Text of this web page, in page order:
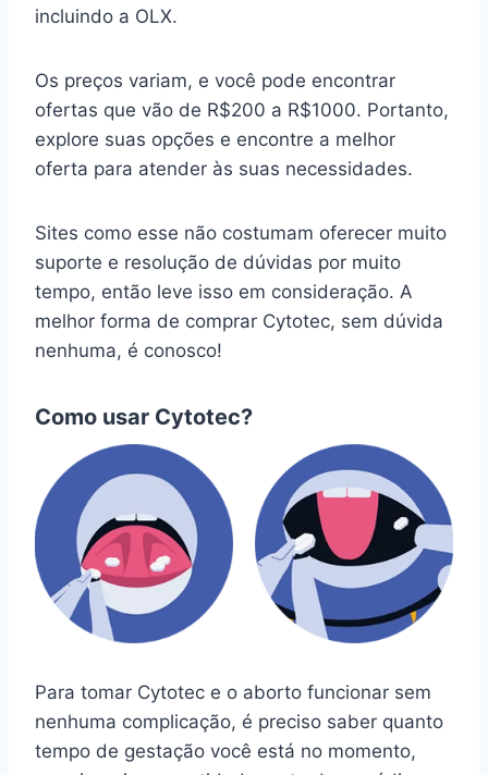
incluindo a OLX.
Os preços variam, e você pode encontrar
ofertas que vão de R$200 a R$1000. Portanto,
explore suas opções e encontre a melhor
oferta para atender às suas necessidades.
Sites como esse não costumam oferecer muito
suporte e resolução de dúvidas por muito
tempo, então leve isso em consideração. A
melhor forma de comprar Cytotec, sem dúvida
nenhuma, é conosco!
Como usar Cytotec?
Para tomar Cytotec e o aborto funcionar sem
nenhuma complicação, é preciso saber quanto
tempo de gestação você está no momento,